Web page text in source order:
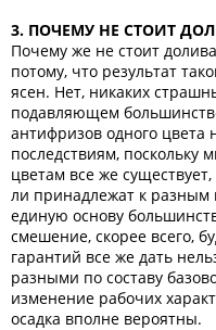
3. ПОЧЕМУ НЕ СТОИТ
Почему же не стоит
потому, что результат
ясен. Нет, никаких
подавляющем
антифризов одного цвета
последствиям, поскольку
цветам все же
ли принадлежат к разным
единую основу
смешение, скорее всего,
гарантий все же дать
разными по составу
изменение рабочих
осадка вполне вероятны.